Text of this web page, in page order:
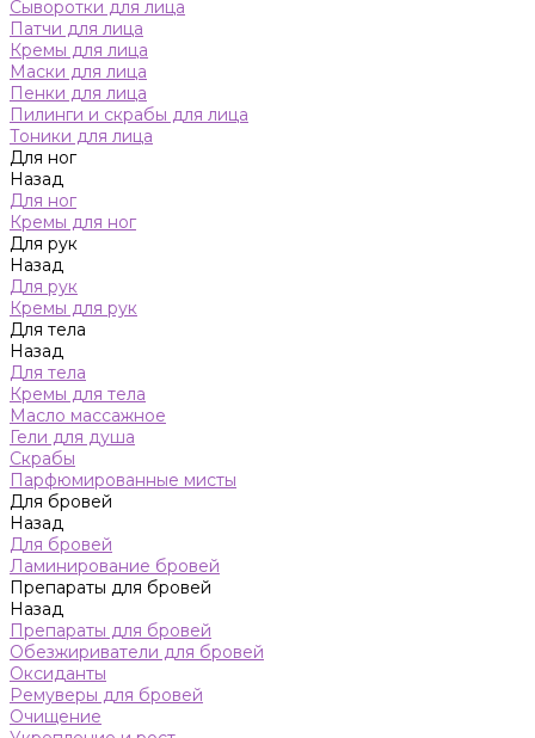
Сыворотки для лица
Патчи для лица
Кремы для лица
Маски для лица
Пенки для лица
Пилинги и скрабы для лица
Тоники для лица
Для ног
Назад
Для ног
Кремы для ног
Для рук
Назад
Для рук
Кремы для рук
Для тела
Назад
Для тела
Кремы для тела
Масло массажное
Гели для душа
Скрабы
Парфюмированные мисты
Для бровей
Назад
Для бровей
Ламинирование бровей
Препараты для бровей
Назад
Препараты для бровей
Обезжириватели для бровей
Оксиданты
Ремуверы для бровей
Очищение